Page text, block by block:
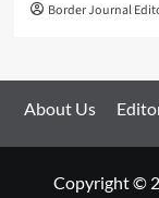
Border Journal
About Us
Copyright ©